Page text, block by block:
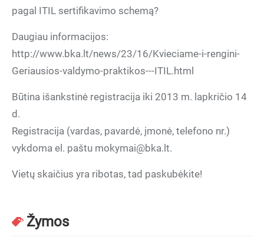
pagal ITIL sertifikavimo schemą?
Daugiau informacijos:
http://www.bka.lt/news/23/16/Kvieciame-i-rengini-
Geriausios-valdymo-praktikos---ITIL.html
Būtina išankstinė registracija iki 2013 m. lapkričio 14
d.
Registracija (vardas, pavardė, įmonė, telefono nr.)
vykdoma el. paštu mokymai@bka.lt.
Vietų skaičius yra ribotas, tad paskubėkite!
Žymos